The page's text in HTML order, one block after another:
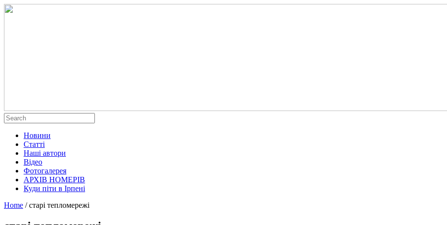
Новини
Статті
Наші автори
Відео
Фотогалерея
АРХІВ НОМЕРІВ
Куди піти в Ірпені
Home / старі тепломережі